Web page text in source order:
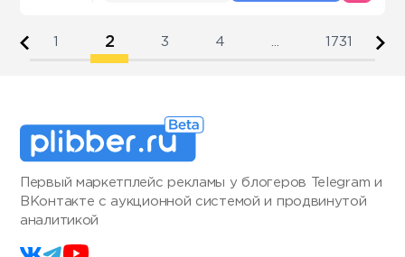
2 3 4 1731
Первый маркетплейс рекламы у блогеров Telegram и
ВКонтакте с аукционной системой и продвинутой
аналитикой